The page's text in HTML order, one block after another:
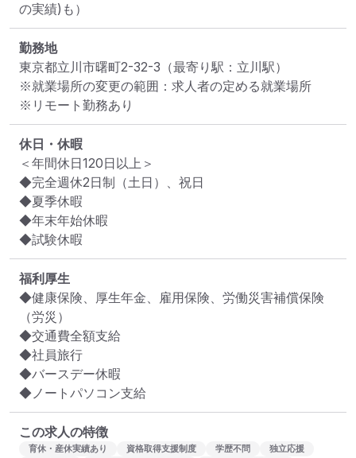
の実績)も）
勤務地
東京都立川市曙町2-32-3 （最寄り駅：立川駅）
※就業場所の変更の範囲：求人者の定める就業場所
※リモート勤務あり
休日・休暇
＜年間休日120日以上＞
◆完全週休2日制（土日）、祝日
◆夏季休暇
◆年末年始休暇
◆試験休暇
福利厚生
◆健康保険、厚生年金、雇用保険、労働災害補償保険
（労災）
◆交通費全額支給
◆社員旅行
◆バースデー休暇
◆ノートパソコン支給
この求人の特徴
育休・産休実績あり 資格取得支援制度 学歴不問
独立応援